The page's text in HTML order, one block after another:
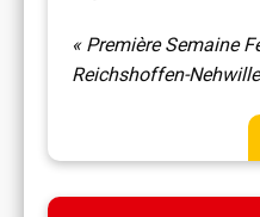
« Première Semaine
Reichshoffen-